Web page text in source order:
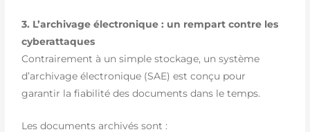
3. L’archivage électronique : un rempart contre les
cyberattaques
Contrairement à un simple stockage, un système
d’archivage électronique (SAE) est conçu pour
garantir la fiabilité des documents dans le temps.
Les documents archivés sont :